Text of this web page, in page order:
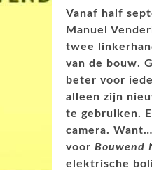
Vanaf half
Manuel
twee
van de bouw.
beter voor
alleen zijn
te gebruiken.
camera.
voor Bouwend
elektrische